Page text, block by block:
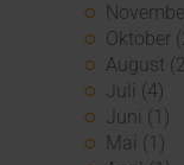
Oktober
August
Juli (4)
Juni (1)
Mai (1)